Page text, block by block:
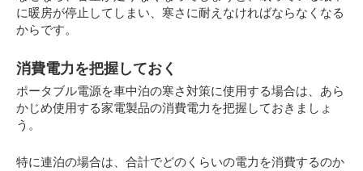
に暖房が停止してしまい、寒さに耐えなければならなくなる
からです。
消費電力を把握しておく
ポータブル電源を車中泊の寒さ対策に使用する場合は、あら
かじめ使用する家電製品の消費電力を把握しておきましょ
う。
特に連泊の場合は、合計でどのくらいの電力を消費するのか